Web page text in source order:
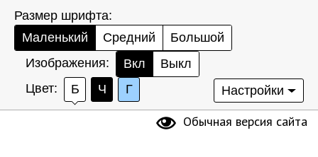
Размер шрифта:
Маленький
Средний
Большой
Изображения:
Вкл
Выкл
Цвет:
Б Ч Г Настройки
Обычная версия сайта